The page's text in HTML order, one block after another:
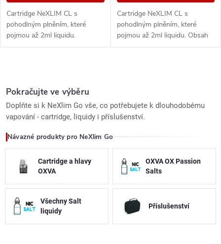
Cartridge NeXLIM CL s
pohodlným plněním, které
pojmou až 2ml liquidu.
Cartridge NeXLIM CL s
pohodlným plněním, které
pojmou až 2ml liquidu. Obsah
balení 3ks.
v
l
á
d
c
Pokračujte ve výběru
Doplňte si k NeXlim Go vše, co potřebujete k dlouhodobému
vapování - cartridge, liquidy i příslušenství.
Návazné produkty pro NeXlim Go
Cartridge a hlavy
OXVA
OXVA OX Passion
Salts
Všechny Salt
liquidy
Příslušenství